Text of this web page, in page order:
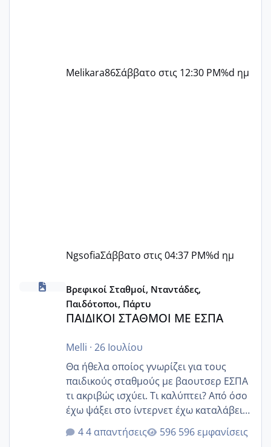
Melikara86Σάββατο στις 12:30 PM%d ημ
NgsofiaΣάββατο στις 04:37 PM%d ημ
ΠΑΙΔΙΚΟΙ ΣΤΑΘΜΟΙ ΜΕ ΕΣΠΑ
Βρεφικοί Σταθμοί, Νταντάδες,
Παιδότοποι, Πάρτυ
ΠΑΙΔΙΚΟΙ ΣΤΑΘΜΟΙ ΜΕ ΕΣΠΑ
Melli · 26 Ιουλίου
Θα ήθελα οποίος γνωρίζει για τους
παιδικούς σταθμούς με βαουτσερ ΕΣΠΑ
τι ακριβώς ισχύει. Τι καλύπτει? Από όσο
έχω ψάξει στο ίντερνετ έχω καταλάβει
ότι το βαουτσερ καλύπτει όλα τα
δίδακτρα και τα τροφεια του ιδιωτικού
4 απαντήσεις 596 εμφανίσεις